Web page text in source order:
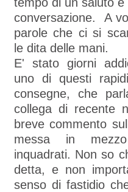
conversazione. A
parole che ci si
le dita delle mani.
E' stato giorni
uno di questi
consegne, che
collega di recente
breve commento
messa in
inquadrati. Non so
detta, e non
senso di fastidio